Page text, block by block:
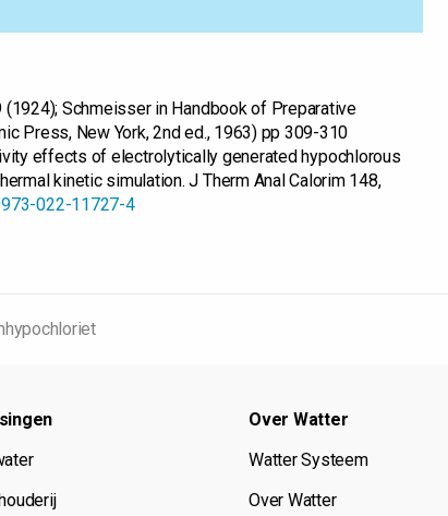
(1924); Schmeisser in Handbook of Preparative
Press, New York, 2nd ed., 1963) pp 309-310
effects of electrolytically generated hypochlorous
kinetic simulation. J Therm Anal Calorim 148,
022-11727-4
Over Watter
Watter Systeem
Over Watter